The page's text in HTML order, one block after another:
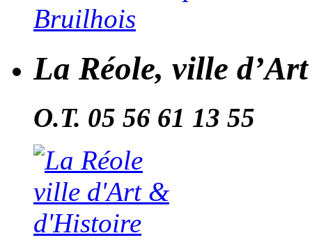
La Réole, ville
O.T. 05 56 61 13 55